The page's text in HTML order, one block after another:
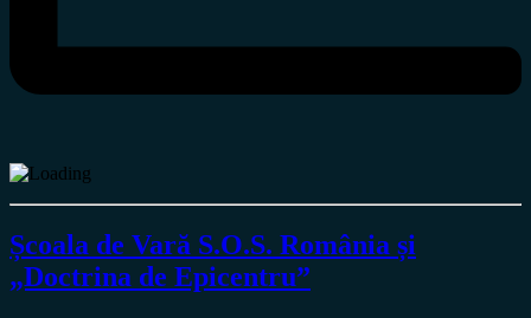
Școala de Vară S.O.S. România și
„Doctrina de Epicentru”